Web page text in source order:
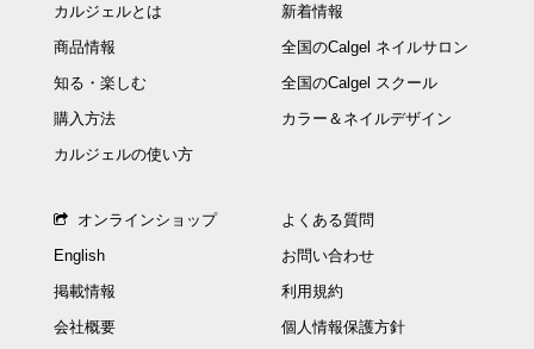
カルジェルとは
商品情報
知る・楽しむ
購入方法
カルジェルの使い方
新着情報
全国のCalgel ネイルサロン
全国のCalgel スクール
カラー＆ネイルデザイン
オンラインショップ
English
掲載情報
会社概要
よくある質問
お問い合わせ
利用規約
個人情報保護方針